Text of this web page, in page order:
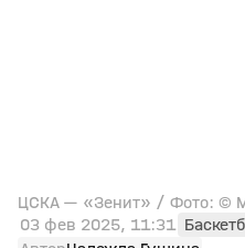
ЦСКА — «Зенит» / Фото: ©
03 фев 2025, 11:31